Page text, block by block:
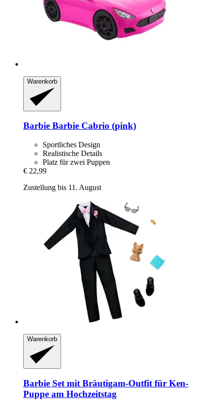
Warenkorb
Barbie Barbie Cabrio (pink)
Sportliches Design
Realistische Details
Platz für zwei Puppen
€ 22,99
Zustellung bis 11. August
Warenkorb
Barbie Set mit Bräutigam-​Outfit für Ken-​
Puppe am Hochzeitstag